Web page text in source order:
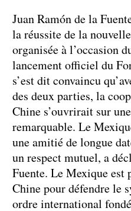
Juan Ramón de la
la réussite de la
organisée à l’occasion
lancement officiel du
s’est dit convaincu
des deux parties, la
Chine s’ouvrirait sur
remarquable. Le
une amitié de longue
un respect mutuel, a
Fuente. Le Mexique est
Chine pour défendre le
ordre international